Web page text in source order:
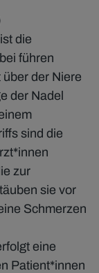
die
führen
der Niere
der Nadel
sind die
zur
sie vor
Schmerzen
eine
Patient*innen